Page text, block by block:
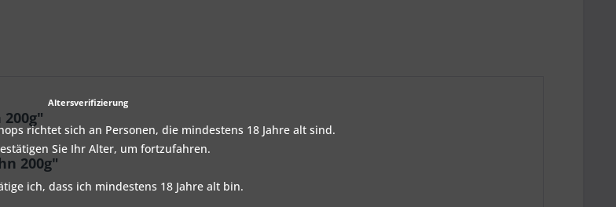
200g"
Altersverifizierung
richtet sich an Personen, die mindestens 18 Jahre alt sind.
Sie Ihr Alter, um fortzufahren.
ich, dass ich mindestens 18 Jahre alt bin.